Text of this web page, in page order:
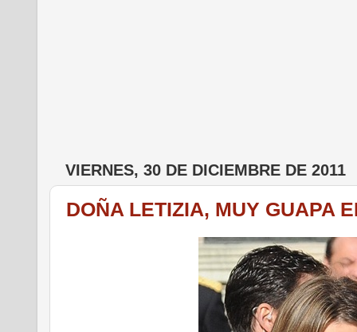
VIERNES, 30 DE DICIEMBRE DE 2011
DOÑA LETIZIA, MUY GUAPA